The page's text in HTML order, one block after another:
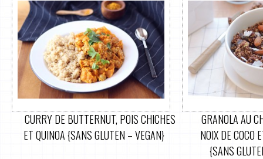
CURRY DE BUTTERNUT, POIS CHICHES
ET QUINOA {SANS GLUTEN – VEGAN}
GRANOLA AU
NOIX DE COCO
{SANS